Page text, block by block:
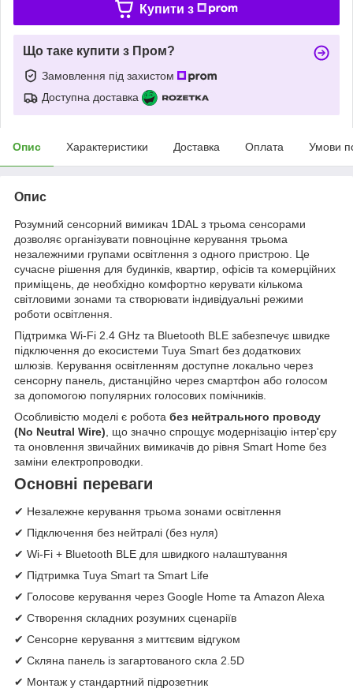
Купити з
Що таке купити з Пром?
Замовлення під захистом
Доступна доставка
Опис Характеристики Доставка Оплата Умови
Опис
Розумний сенсорний вимикач 1DAL з трьома сенсорами
дозволяє організувати повноцінне керування трьома
незалежними групами освітлення з одного пристрою. Це
сучасне рішення для будинків, квартир, офісів та комерційних
приміщень, де необхідно комфортно керувати кількома
світловими зонами та створювати індивідуальні режими
роботи освітлення.
Підтримка Wi-Fi 2.4 GHz та Bluetooth BLE забезпечує швидке
підключення до екосистеми Tuya Smart без додаткових
шлюзів. Керування освітленням доступне локально через
сенсорну панель, дистанційно через смартфон або голосом
за допомогою популярних голосових помічників.
Особливістю моделі є робота без нейтрального проводу
(No Neutral Wire) , що значно спрощує модернізацію інтер'єру
та оновлення звичайних вимикачів до рівня Smart Home без
заміни електропроводки.
Основні переваги
✔ Незалежне керування трьома зонами освітлення
✔ Підключення без нейтралі (без нуля)
✔ Wi-Fi + Bluetooth BLE для швидкого налаштування
✔ Підтримка Tuya Smart та Smart Life
✔ Голосове керування через Google Home та Amazon Alexa
✔ Створення складних розумних сценаріїв
✔ Сенсорне керування з миттєвим відгуком
✔ Скляна панель із загартованого скла 2.5D
✔ Монтаж у стандартний підрозетник